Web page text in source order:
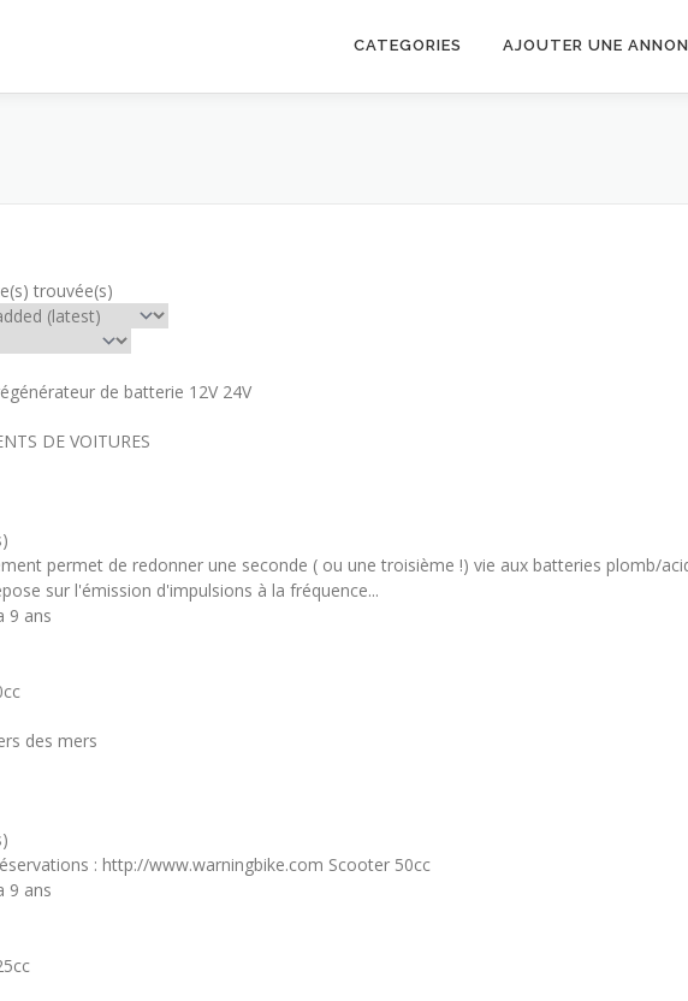
CATEGORIES AJOUTER UNE
trouvée(s)
de batterie 12V 24V
DE VOITURES
permet de redonner une seconde ( ou une troisième !) vie aux batteries plomb/
sur l'émission d'impulsions à la fréquence...
9 ans
des mers
: http://www.warningbike.com Scooter 50cc
9 ans